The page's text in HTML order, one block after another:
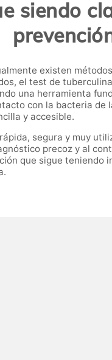
siendo
existen
el test de
una herramienta
con la bacteria de
y accesible.
segura y muy
precoz y al
que sigue teniendo